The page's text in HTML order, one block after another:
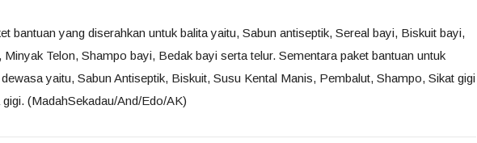
bantuan yang diserahkan untuk balita yaitu, Sabun antiseptik, Sereal bayi, Biskuit bayi,
Minyak Telon, Shampo bayi, Bedak bayi serta telur. Sementara paket bantuan untuk
yaitu, Sabun Antiseptik, Biskuit, Susu Kental Manis, Pembalut, Shampo, Sikat gigi
(MadahSekadau/And/Edo/AK)